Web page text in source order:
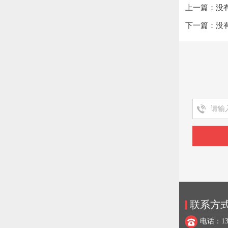
上一篇：没
下一篇：没
联系方
电话：